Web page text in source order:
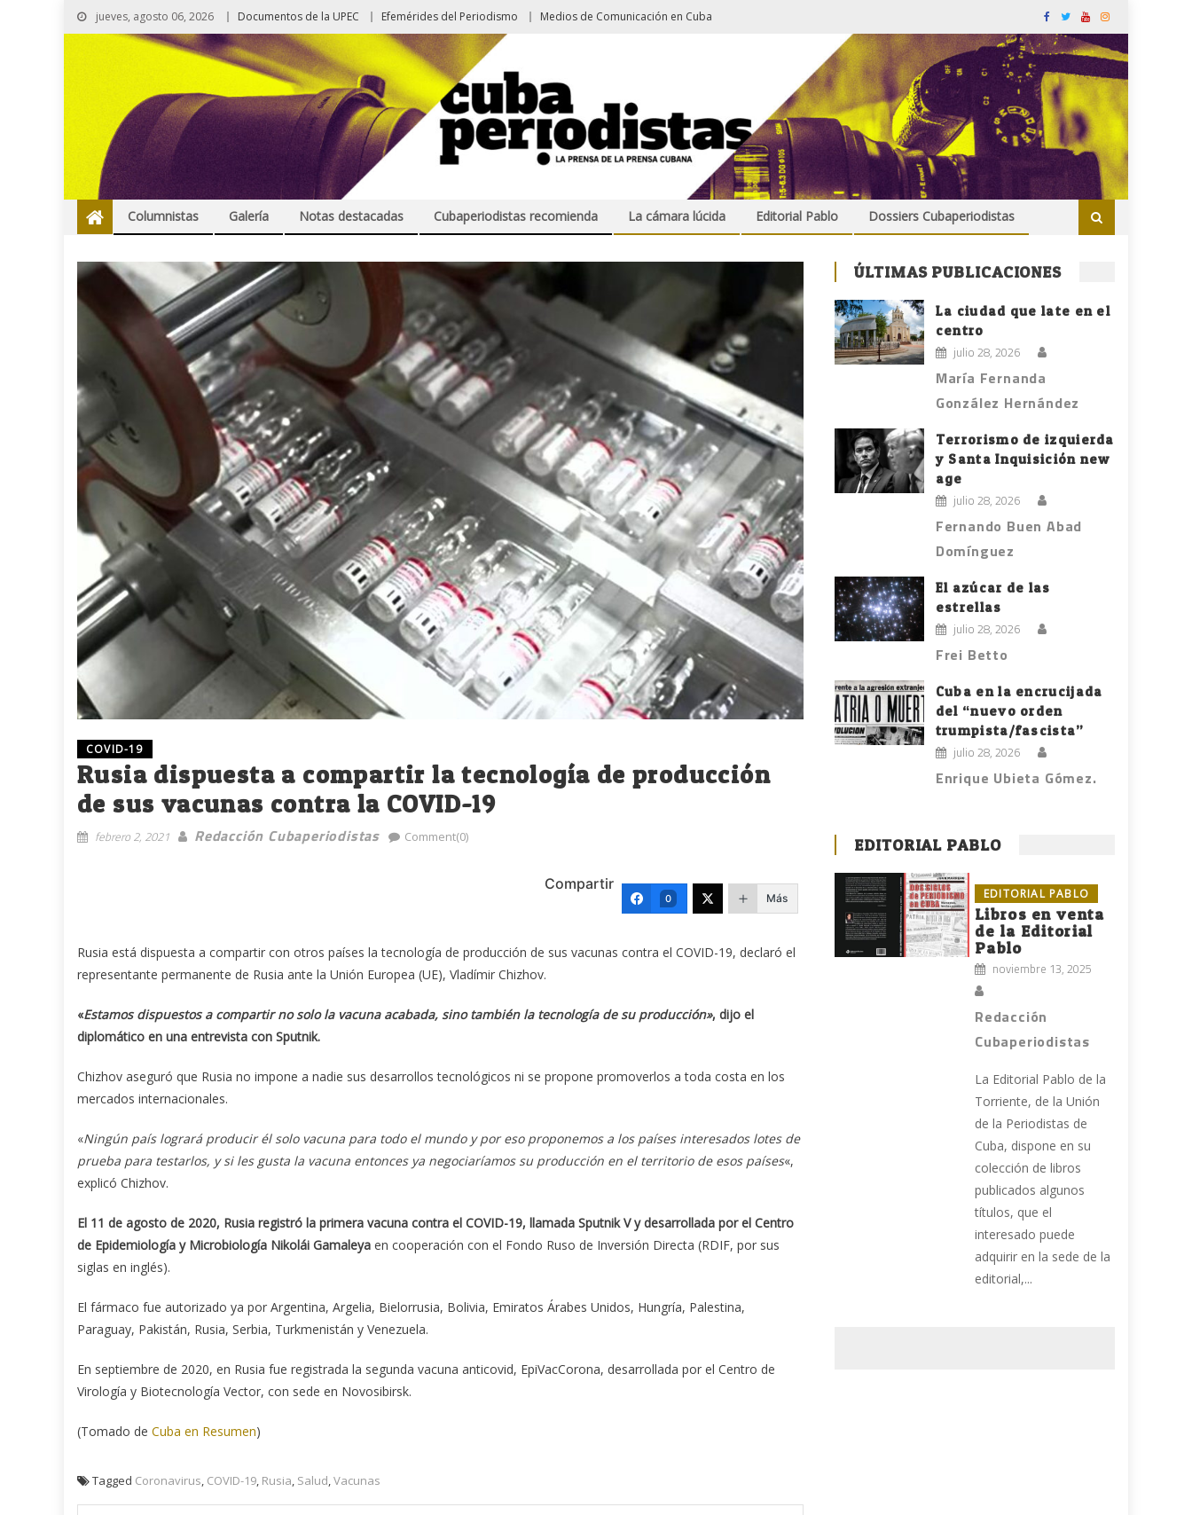
jueves, agosto 06, 2026 Documentos de la UPEC Efemérides del Periodismo Medios de Comunicación en Cuba
Columnistas Galería Notas destacadas Cubaperiodistas recomienda La cámara lúcida Editorial Pablo Dossiers Cubaperiodistas
COVID-19
Rusia dispuesta a compartir la tecnología de producción
de sus vacunas contra la COVID-19
febrero 2, 2021 Redacción Cubaperiodistas Comment(0)
Compartir
0 Más
Rusia está dispuesta a compartir con otros países la tecnología de producción de sus vacunas contra el COVID-19, declaró el
representante permanente de Rusia ante la Unión Europea (UE), Vladímir Chizhov.
«Estamos dispuestos a compartir no solo la vacuna acabada, sino también la tecnología de su producción», dijo el
diplomático en una entrevista con Sputnik.
Chizhov aseguró que Rusia no impone a nadie sus desarrollos tecnológicos ni se propone promoverlos a toda costa en los
mercados internacionales.
«Ningún país logrará producir él solo vacuna para todo el mundo y por eso proponemos a los países interesados lotes de
prueba para testarlos, y si les gusta la vacuna entonces ya negociaríamos su producción en el territorio de esos países«,
explicó Chizhov.
El 11 de agosto de 2020, Rusia registró la primera vacuna contra el COVID-19, llamada Sputnik V y desarrollada por el Centro
de Epidemiología y Microbiología Nikolái Gamaleya en cooperación con el Fondo Ruso de Inversión Directa (RDIF, por sus
siglas en inglés).
El fármaco fue autorizado ya por Argentina, Argelia, Bielorrusia, Bolivia, Emiratos Árabes Unidos, Hungría, Palestina,
Paraguay, Pakistán, Rusia, Serbia, Turkmenistán y Venezuela.
En septiembre de 2020, en Rusia fue registrada la segunda vacuna anticovid, EpiVacCorona, desarrollada por el Centro de
Virología y Biotecnología Vector, con sede en Novosibirsk.
(Tomado de Cuba en Resumen)
Tagged Coronavirus, COVID-19, Rusia, Salud,Vacunas
ÚLTIMAS PUBLICACIONES
La ciudad que late en el
centro
julio 28, 2026
María Fernanda
González Hernández
Terrorismo de izquierda
y Santa Inquisición new
age
julio 28, 2026
Fernando Buen Abad
Domínguez
El azúcar de las
estrellas
julio 28, 2026
Frei Betto
Cuba en la encrucijada
del “nuevo orden
trumpista/fascista”
julio 28, 2026
Enrique Ubieta Gómez.
EDITORIAL PABLO
EDITORIAL PABLO
Libros en venta
de la Editorial
Pablo
noviembre 13, 2025
Redacción
Cubaperiodistas
La Editorial Pablo de la
Torriente, de la Unión
de la Periodistas de
Cuba, dispone en su
colección de libros
publicados algunos
títulos, que el
interesado puede
adquirir en la sede de la
editorial,...